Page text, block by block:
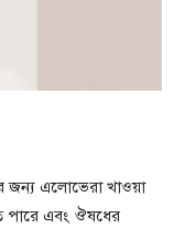
জন্য এলোভেরা খাওয়া
পারে এবং ঔষধের